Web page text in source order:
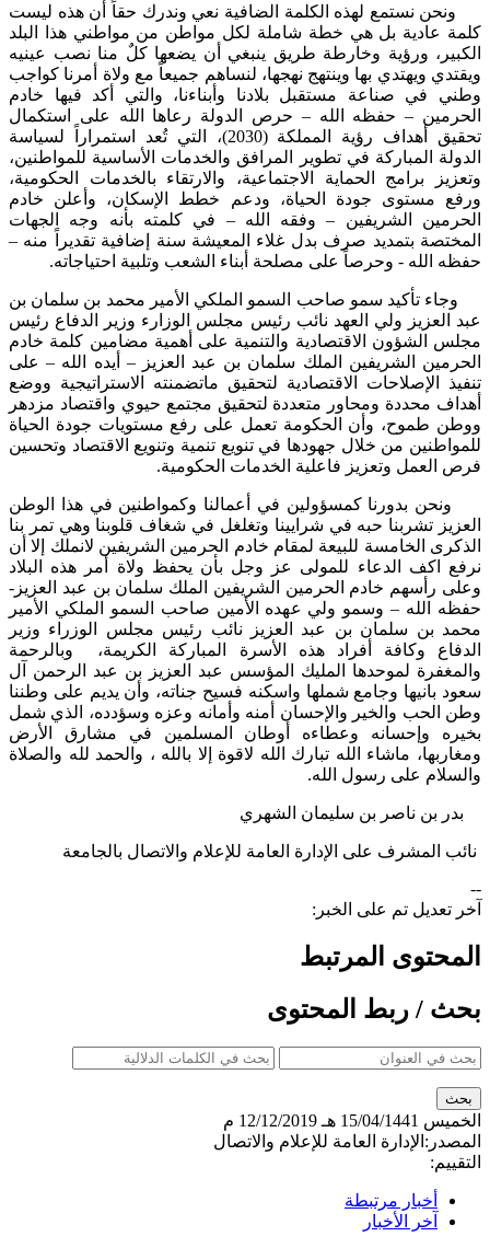
ونحن نستمع لهذه الكلمة الضافية نعي وندرك حقاً أن هذه ليست
كلمة عادية بل هي خطة شاملة لكل مواطن من مواطني هذا البلد
الكبير، ورؤية وخارطة طريق ينبغي أن يضعها كلٌ منا نصب عينيه
ويقتدي ويهتدي بها وينتهج نهجها، لنساهم جميعاً مع ولاة أمرنا كواجب
وطني في صناعة مستقبل بلادنا وأبناءنا، والتي أكد فيها خادم
الحرمين – حفظه الله – حرص الدولة رعاها الله على استكمال
تحقيق أهداف رؤية المملكة (2030)، التي تُعد استمراراً لسياسة
الدولة المباركة في تطوير المرافق والخدمات الأساسية للمواطنين،
وتعزيز برامج الحماية الاجتماعية، والارتقاء بالخدمات الحكومية،
ورفع مستوى جودة الحياة، ودعم خطط الإسكان، وأعلن خادم
الحرمين الشريفين – وفقه الله – في كلمته بأنه وجه الجهات
المختصة بتمديد صرف بدل غلاء المعيشة سنة إضافية تقديراً منه –
حفظه الله - وحرصاً على مصلحة أبناء الشعب وتلبية احتياجاته.
وجاء تأكيد سمو صاحب السمو الملكي الأمير محمد بن سلمان بن
عبد العزيز ولي العهد نائب رئيس مجلس الوزارء وزير الدفاع رئيس
مجلس الشؤون الاقتصادية والتنمية على أهمية مضامين كلمة خادم
الحرمين الشريفين الملك سلمان بن عبد العزيز – أيده الله – على
تنفيذ الإصلاحات الاقتصادية لتحقيق ماتضمنته الاستراتيجية ووضع
أهداف محددة ومحاور متعددة لتحقيق مجتمع حيوي واقتصاد مزدهر
ووطن طموح، وأن الحكومة تعمل على رفع مستويات جودة الحياة
للمواطنين من خلال جهودها في تنويع تنمية وتنويع الاقتصاد وتحسين
فرص العمل وتعزيز فاعلية الخدمات الحكومية.
ونحن بدورنا كمسؤولين في أعمالنا وكمواطنين في هذا الوطن
العزيز تشربنا حبه في شرايينا وتغلغل في شغاف قلوبنا وهي تمر بنا
الذكرى الخامسة للبيعة لمقام خادم الحرمين الشريفين لانملك إلا أن
نرفع اكف الدعاء للمولى عز وجل بأن يحفظ ولاة أمر هذه البلاد
وعلى رأسهم خادم الحرمين الشريفين الملك سلمان بن عبد العزيز-
حفظه الله – وسمو ولي عهده الأمين صاحب السمو الملكي الأمير
محمد بن سلمان بن عبد العزيز نائب رئيس مجلس الوزراء وزير
الدفاع وكافة أفراد هذه الأسرة المباركة الكريمة، وبالرحمة
والمغفرة لموحدها المليك المؤسس عبد العزيز بن عبد الرحمن آل
سعود بانيها وجامع شملها واسكنه فسيح جناته، وأن يديم على وطننا
وطن الحب والخير والإحسان أمنه وأمانه وعزه وسؤدده، الذي شمل
بخيره وإحسانه وعطاءه أوطان المسلمين في مشارق الأرض
ومغاربها، ماشاء الله تبارك الله لاقوة إلا بالله ، والحمد لله والصلاة
والسلام على رسول الله.
بدر بن ناصر بن سليمان الشهري
نائب المشرف على الإدارة العامة للإعلام والاتصال بالجامعة​
--
آخر تعديل تم على الخبر:
المحتوى المرتبط
بحث / ربط المحتوى
الخميس 15/04/1441 هـ
12/12/2019 م
المصدر: الإدارة العامة للإعلام والاتصال
التقييم:
أخبار مرتبطة
آخر الأخبار